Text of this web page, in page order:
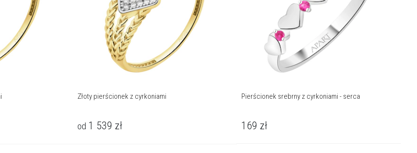
Złoty pierścionek z cyrkoniami
od 1 539 zł
Pierścionek srebrny z cyrkoniami - serca
169 zł